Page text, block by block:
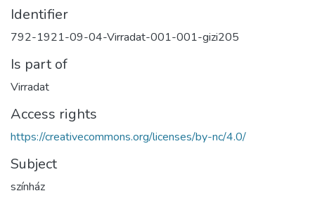
Identifier
792-1921-09-04-Virradat-001-001-gizi205
Is part of
Virradat
Access rights
https://creativecommons.org/licenses/by-nc/4.0/
Subject
színház